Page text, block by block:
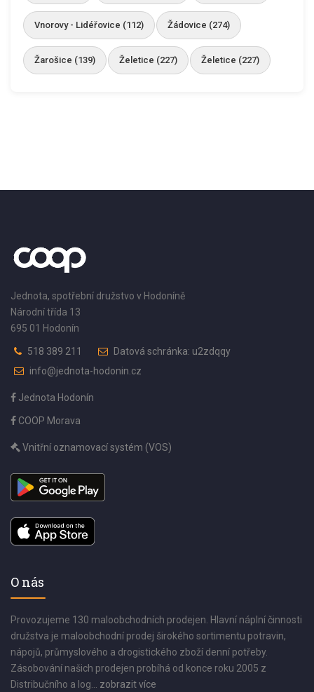
Vnorovy - Lidéřovice (112) Žádovice (274)
Žarošice (139) Želetice (227) Želetice (227)
Jednota, spotřební družstvo v Hodoníně
Národní třída 13
695 01 Hodonín
518 389 211
Datová schránka: u2zdqqy
info@jednota-hodonin.cz
Jednota Hodonín
COOP Morava
Vnitřní oznamovací systém (VOS)
O nás
Provozujeme 130 maloobchodních prodejen. Hlavní náplní činnosti
družstva je maloobchodní prodej širokého sortimentu potravin,
nápojů, průmyslového a drogistického zboží denní potřeby.
Zásobování našich prodejen probíhá od konce roku 2005 z
Distribučního a log... zobrazit více